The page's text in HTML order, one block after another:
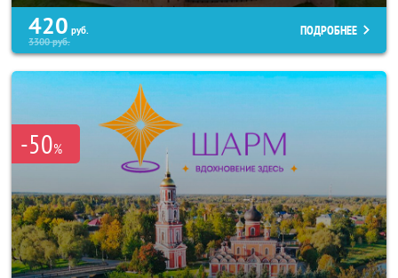
420 руб.
3300руб.
ПОДРОБНЕЕ
-50%